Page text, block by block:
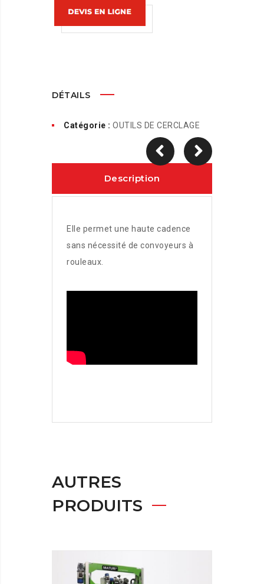
DÉTAILS
Catégorie : OUTILS DE CERCLAGE
Description
Elle permet une haute cadence
sans nécessité de convoyeurs à
rouleaux.
AUTRES
PRODUITS